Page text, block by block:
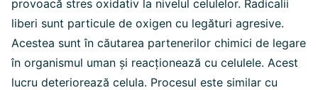
provoacă stres oxidativ la nivelul celulelor. Radicalii
liberi sunt particule de oxigen cu legături agresive.
Acestea sunt în căutarea partenerilor chimici de legare
în organismul uman și reacționează cu celulele. Acest
lucru deteriorează celula. Procesul este similar cu